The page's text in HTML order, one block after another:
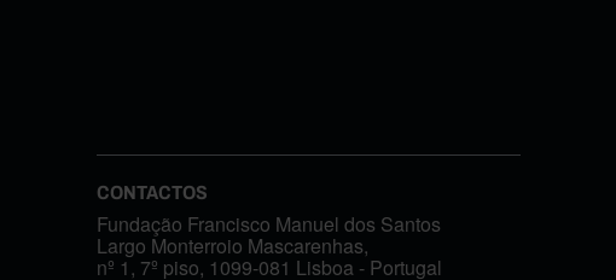
CONTACTOS
Fundação Francisco Manuel dos Santos
Largo Monterroio Mascarenhas,
nº 1, 7º piso, 1099-081 Lisboa - Portugal